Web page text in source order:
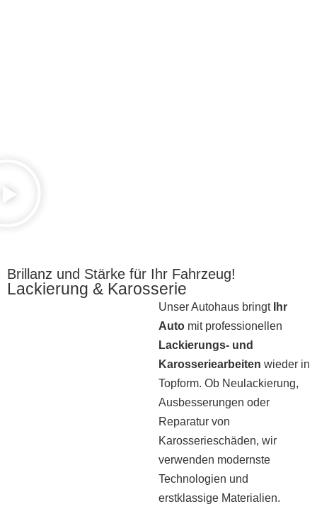
Brillanz und Stärke für Ihr Fahrzeug!
Lackierung & Karosserie
Unser Autohaus bringt Ihr
Auto mit professionellen
Lackierungs- und
Karosseriearbeiten wieder in
Topform. Ob Neulackierung,
Ausbesserungen oder
Reparatur von
Karosserieschäden, wir
verwenden modernste
Technologien und
erstklassige Materialien.